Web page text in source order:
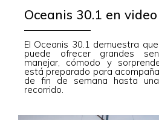
Oceanis 30.1 en video
El Oceanis 30.1 demuestra
puede ofrecer grandes
manejar, cómodo y
está preparado para
de fin de semana hasta
recorrido.